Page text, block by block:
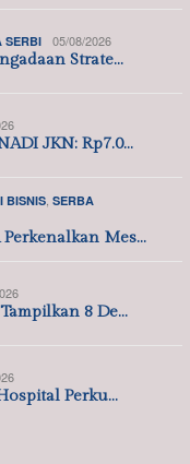
SERBI 05/08/2026
Strate…
JKN: Rp7.0…
BISNIS SERBA
Perkenalkan Mes…
8 De…
Perku…